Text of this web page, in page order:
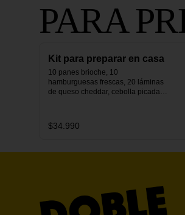
PARA
Kit para preparar en casa
10 panes brioche, 10
hamburguesas frescas, 20 láminas
de queso cheddar, cebolla picada,
$34.990